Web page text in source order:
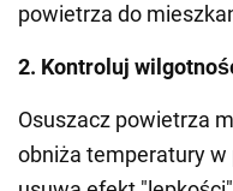
powietrza do
2. Kontroluj
Osuszacz powietrza
obniża temperatury